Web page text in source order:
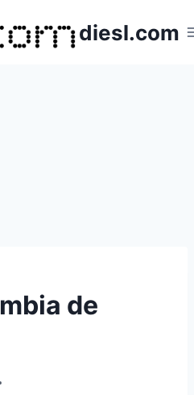
diesl.com
de